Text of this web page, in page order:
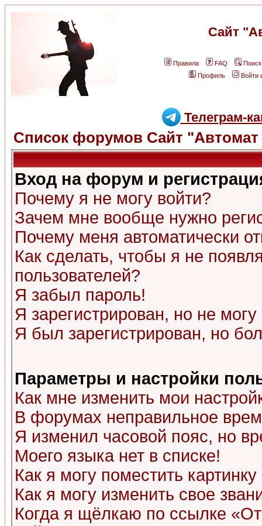
Сайт
Правила FAQ
Поиск
Профиль
Войти
Телеграм-
Список форумов Сайт "Автомат
Вход на форум и
Почему я не могу войти?
Зачем мне вообще нужно
Почему меня автоматически
Как сделать, чтобы я не
пользователей?
Я забыл пароль!
Я зарегистрирован, но не могу
Я был зарегистрирован, но
Параметры и настройки
Как мне изменить мои
В форумах неправильное
Я изменил часовой пояс, но
Моего языка нет в списке!
Как я могу поместить
Как я могу изменить свое
Когда я щёлкаю по ссылке